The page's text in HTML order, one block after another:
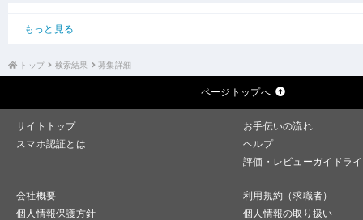
もっと見る
トップ 検索結果 募集詳細
ページトップへ
サイトトップ
お手伝いの流れ
スマホ認証とは
ヘルプ
評価・レビューガイドラ
会社概要
利用規約（求職者）
個人情報保護方針
個人情報の取り扱い